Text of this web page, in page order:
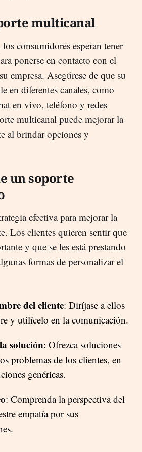
multicanal
consumidores esperan tener
ponerse en contacto con el
empresa. Asegúrese de que su
en diferentes canales, como
en vivo, teléfono y redes
multicanal puede mejorar la
al brindar opciones y
un soporte
efectiva para mejorar la
Los clientes quieren sentir que
y que se les está prestando
formas de personalizar el
del cliente: Diríjase a ellos
y utilícelo en la comunicación.
solución: Ofrezca soluciones
problemas de los clientes, en
genéricas.
: Comprenda la perspectiva del
empatía por sus